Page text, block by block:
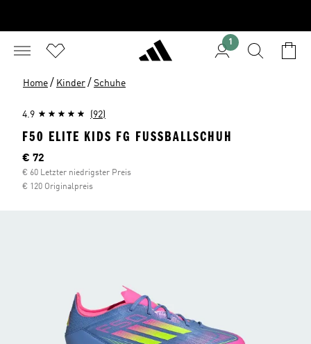
1
Home / Kinder / Schuhe
4.9 (92)
F50 ELITE KIDS FG FUSSBALLSCHUH
Aktueller Preis
€ 72
€ 60 Letzter niedrigster Preis
€ 120 Originalpreis